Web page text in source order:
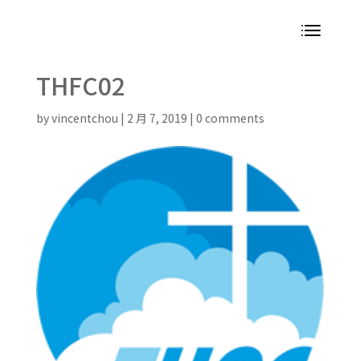
THFC02
byvincentchou | 2 月 7, 2019 | 0 comments